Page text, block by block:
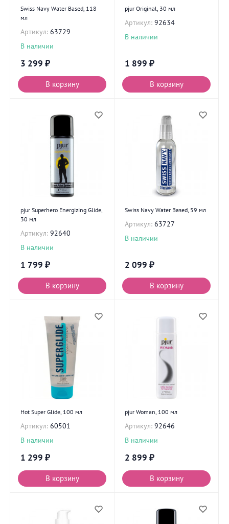
Swiss Navy Water Based, 118
мл
Артикул: 63729
В наличии
3 299 ₽
В корзину
pjur Original, 30 мл
Артикул: 92634
В наличии
1 899 ₽
В корзину
pjur Superhero Energizing Glide,
30 мл
Артикул: 92640
В наличии
1 799 ₽
В корзину
Swiss Navy Water Based, 59 мл
Артикул: 63727
В наличии
2 099 ₽
В корзину
Hot Super Glide, 100 мл
Артикул: 60501
В наличии
1 299 ₽
В корзину
pjur Woman, 100 мл
Артикул: 92646
В наличии
2 899 ₽
В корзину